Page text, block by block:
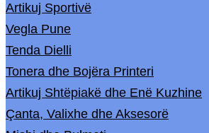
Artikuj Sportivë
Vegla Pune
Tenda Dielli
Tonera dhe Bojëra Printeri
Artikuj Shtëpiakë dhe Enë Kuzhine
Çanta, Valixhe dhe Aksesorë